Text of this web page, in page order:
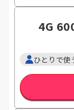
4G
ひとりで使